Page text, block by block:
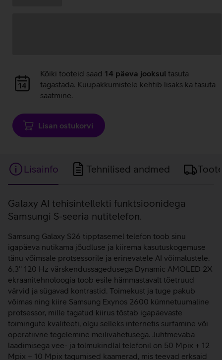
Andmete
laadimine
Kõiki tooteid saad 14 päeva jooksul tasuta
tagastada. Kuupakkumistele kehtib lisaks ka tasuta
saatmine.
Lisan ostukorvi
Lisainfo Tehnilised andmed
Lisainfo
Galaxy AI tehisintellekti funktsioonidega
Samsungi S-seeria nutitelefon.
Samsung Galaxy S26 tipptasemel telefon toob sinu
igapäeva nutikama jõudluse ja kiirema kasutuskogemuse
tänu võimsale protsessorile ja erinevatele AI võimalustele.
6,3'' 120 Hz värskendussagedusega Dynamic AMOLED 2X
ekraanitehnoloogia toob esile hämmastavalt tõetruud
värvid ja sügavad kontrastid. Toimekust ja tuge pakub
võimas ning kiire Samsung Exynos 2600 kümnetuumaline
protsessor, mille tagatud kiirus tõstab igapäevaste
toimingute kvaliteeti, olgu selleks internetis surfamine või
operatiivne tegelemine meilivahetusega. Juhtmevaba
laadimisega vee- ja tolmukindlal telefonil on 50 Mpix + 12
Mpix + 10 Mpix tagumised kaamerad, mis teevad erksaid